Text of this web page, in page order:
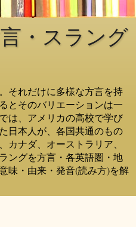
・スラング
それだけに多様な方言を持
とそのバリエーションは一
は、アメリカの高校で学び
日本人が、各国共通のもの
カナダ、オーストラリア、
ングを方言・各英語圏・地
味・由来・発音(読み方)を解